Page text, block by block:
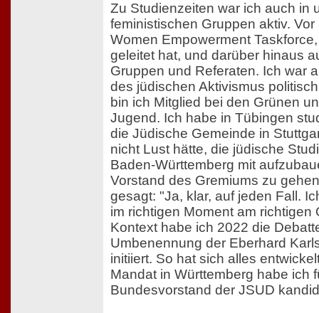
Zu Studienzeiten war ich auch in
feministischen Gruppen aktiv.
Women Empowerment
geleitet hat, und darüber hinaus
Gruppen und Referaten. Ich war
des jüdischen Aktivismus
bin ich Mitglied bei den Grünen
Jugend. Ich habe in Tübingen
die Jüdische Gemeinde in
nicht Lust hätte, die jüdische
Baden-Württemberg mit
Vorstand des Gremiums zu
gesagt: "Ja, klar, auf jeden Fall.
im richtigen Moment am richtigen
Kontext habe ich 2022 die
Umbenennung der Eberhard
initiiert. So hat sich alles
Mandat in Württemberg habe ich
Bundesvorstand der JSUD